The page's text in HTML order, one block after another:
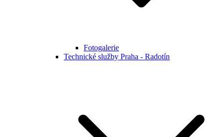
Fotogalerie
Technické služby Praha - Radotín